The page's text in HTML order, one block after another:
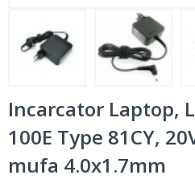
Incarcator Laptop,
100E Type 81CY,
mufa 4.0x1.7mm